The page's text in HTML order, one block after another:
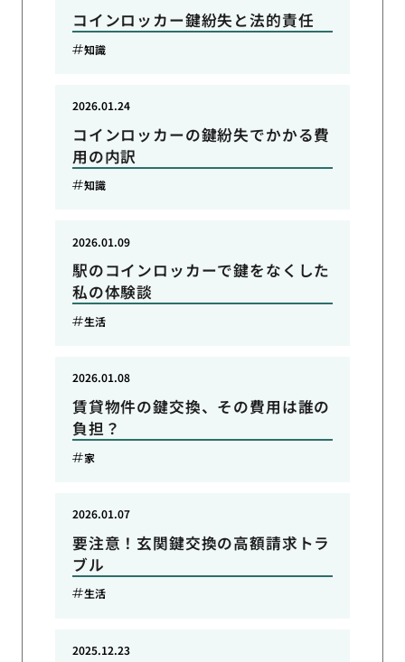
コインロッカー鍵紛失と法的責任
知識
コインロッカーの鍵紛失でかかる費
用の内訳
2026.01.24
知識
駅のコインロッカーで鍵をなくした
私の体験談
2026.01.09
生活
賃貸物件の鍵交換、その費用は誰の
負担？
2026.01.08
家
要注意！玄関鍵交換の高額請求トラ
ブル
2026.01.07
生活
2025.12.23